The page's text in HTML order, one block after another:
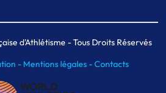
de Paris indoor
Ekiden de Paris
d'Athlétisme - Tous Droits Réservés
- Mentions légales -Contacts